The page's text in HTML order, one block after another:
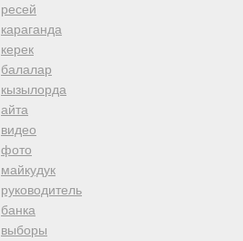
ресей
караганда
керек
балалар
кызылорда
айта
видео
фото
майкудук
руководитель
банка
выборы